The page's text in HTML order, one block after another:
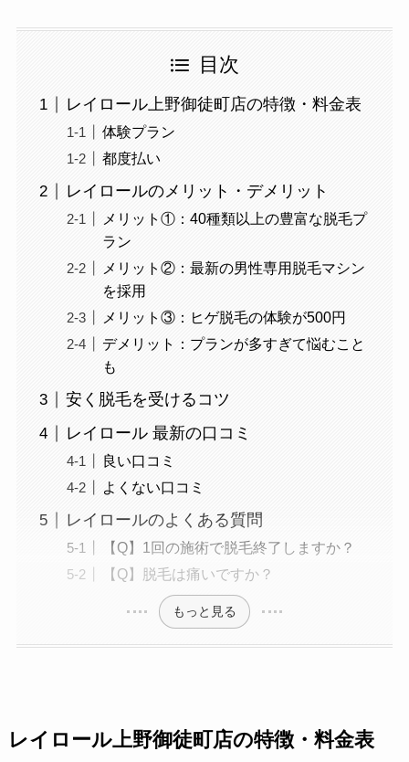
目次
レイロール上野御徒町店の特徴・料金表
体験プラン
都度払い
レイロールのメリット・デメリット
メリット①：40種類以上の豊富な脱毛プ
ラン
メリット②：最新の男性専用脱毛マシン
を採用
メリット③：ヒゲ脱毛の体験が500円
デメリット：プランが多すぎて悩むこと
も
安く脱毛を受けるコツ
レイロール 最新の口コミ
良い口コミ
よくない口コミ
レイロールのよくある質問
【Q】1回の施術で脱毛終了しますか？
【Q】脱毛は痛いですか？
もっと見る
レイロール上野御徒町店の特徴・料金表